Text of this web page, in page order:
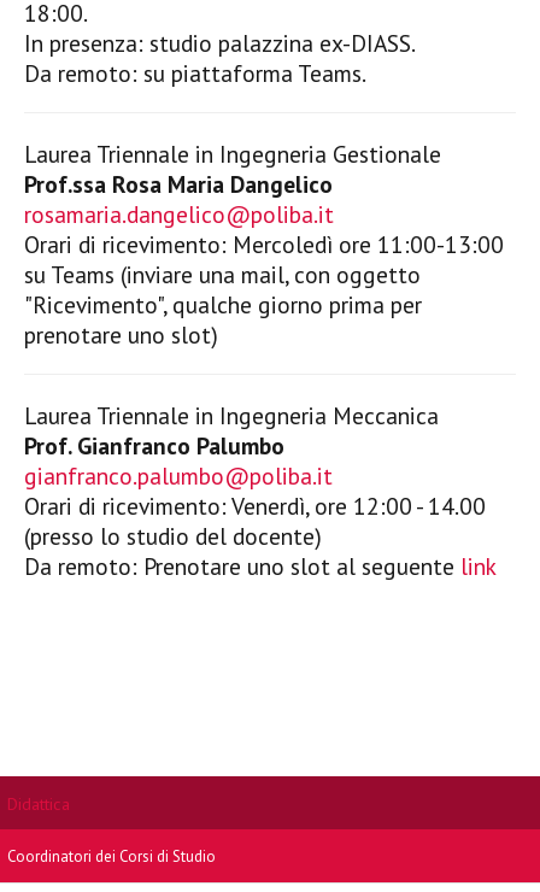
18:00.
In presenza: studio palazzina ex-DIASS.
Da remoto: su piattaforma Teams.
Laurea Triennale in Ingegneria Gestionale
Prof.ssa Rosa Maria Dangelico
rosamaria.dangelico@poliba.it
Orari di ricevimento: Mercoledì ore 11:00-13:00
su Teams (inviare una mail, con oggetto
"Ricevimento", qualche giorno prima per
prenotare uno slot)
Laurea Triennale in Ingegneria Meccanica
Prof. Gianfranco Palumbo
gianfranco.palumbo@poliba.it
Orari di ricevimento: Venerdì, ore 12:00 - 14.00
(presso lo studio del docente)
Da remoto: Prenotare uno slot al seguente link
Didattica
Coordinatori dei Corsi di Studio